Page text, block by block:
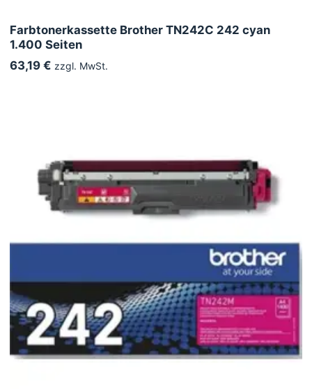
Farbtonerkassette Brother TN242C 242 cyan
1.400 Seiten
63,19 € zzgl. MwSt.